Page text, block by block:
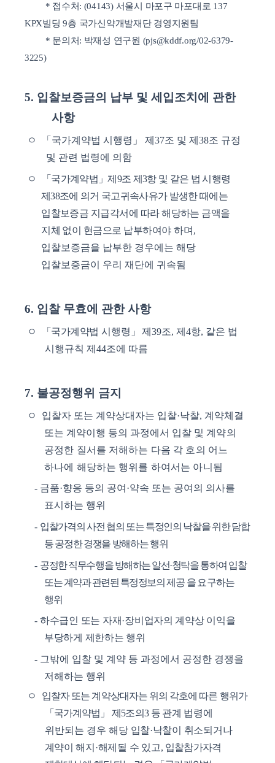
* 접수처: (04143) 서울시 마포구 마포대로 137
KPX빌딩9층 국가신약개발재단 경영지원팀
* 문의처: 박재성 연구원 (pjs@kddf.org/02-6379-
3225)
5. 입찰보증금의 납부 및 세입조치에 관한
사항
ㅇ 「 국가계약법 시행령 」 제 37조 및 제 38조 규정
및 관련 법령에 의함
ㅇ 「 국가계약법 」제 9조 제3항 및 같은 법 시행령
제38조에 의거 국고귀속사유가 발생한 때에는
입찰보증금 지급각서에 따라 해당하는 금액을
지체 없이 현금으로 납부하여야 하며 ,
입찰보증금을 납부한 경우에는 해당
입찰보증금이 우리 재단에 귀속됨
6. 입찰 무효에 관한 사항
ㅇ 「 국가계약법 시행령 」제39조,제4항, 같은 법
시행규칙 제44조에 따름
7. 불공정행위 금지
ㅇ 입찰자 또는 계약상대자는 입찰·낙찰, 계약체결
또는 계약이행 등의 과정에서 입찰 및 계약의
공정한 질서를 저해하는 다음 각 호의 어느
하나에 해당하는 행위를 하여서는 아니됨
- 금품·향응 등의 공여 ·약속 또는 공여의 의사를
표시하는 행위
- 입찰가격의 사전 협의 또는 특정인의 낙찰을 위한 담합
등 공정한 경쟁을 방해하는 행위
- 공정한 직무수행을 방해하는 알선·청탁을 통하여 입찰
또는 계약과 관련된 특정정보의 제공 을 요구하는
행위
- 하수급인 또는 자재·장비업자의 계약상 이익을
부당하게 제한하는 행위
- 그밖에 입찰 및 계약 등 과정에서 공정한 경쟁을
저해하는 행위
ㅇ 입찰자 또는 계약상대자는 위의 각호에 따른 행위가
「 국가계약법 」 제 5조의3 등 관계 법령에
위반되는 경우 해당 입찰·낙찰이 취소되거나
계약이 해지 ·해제될 수 있고, 입찰참가자격